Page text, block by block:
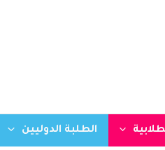
الطلبة الدوليين